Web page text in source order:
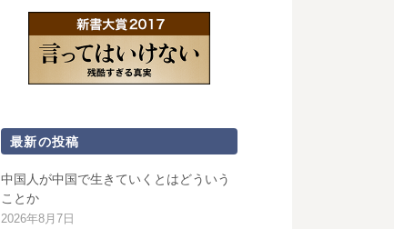
最新の投稿
中国人が中国で生きていくとはどういう
ことか
2026年8月7日